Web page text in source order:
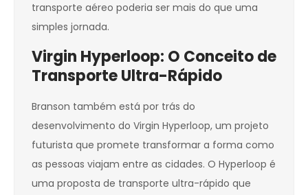
transporte aéreo poderia ser mais do que uma
simples jornada.
Virgin Hyperloop: O Conceito de
Transporte Ultra-Rápido
Branson também está por trás do
desenvolvimento do Virgin Hyperloop, um projeto
futurista que promete transformar a forma como
as pessoas viajam entre as cidades. O Hyperloop é
uma proposta de transporte ultra-rápido que